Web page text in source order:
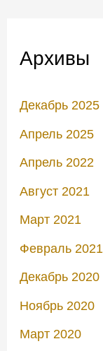
Архивы
Декабрь 2025
Апрель 2025
Апрель 2022
Август 2021
Март 2021
Февраль 2021
Декабрь 2020
Ноябрь 2020
Март 2020